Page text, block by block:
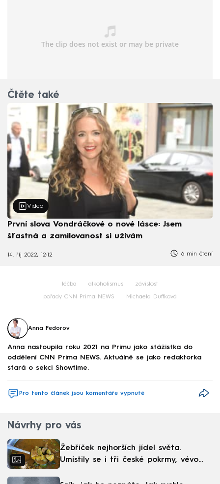
Čtěte také
Video
První slova Vondráčkové o nové lásce: Jsem
šťastná a zamilovanost si užívám
14. říj 2022, 12:12 6 min čtení
léčba alkoholismus závislost
pořady CNN Prima NEWS Michaela Duffková
Anna Fedorov
Anna nastoupila roku 2021 na Primu jako stážistka do
oddělení CNN Prima NEWS. Aktuálně se jako redaktorka
stará o sekci Showtime.
Pro tento článek jsou komentáře vypnuté
Návrhy pro vás
Žebříček nejhorších jídel světa.
Umístily se i tři české pokrmy, vévodí